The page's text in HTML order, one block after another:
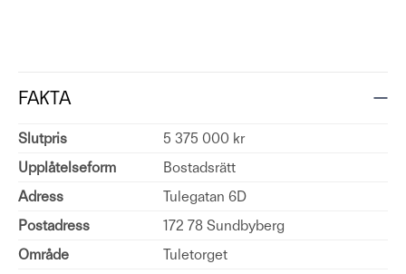
FAKTA
Slutpris
5 375 000 kr
Upplåtelseform
Bostadsrätt
Adress
Tulegatan 6D
Postadress
172 78 Sundbyberg
Område
Tuletorget